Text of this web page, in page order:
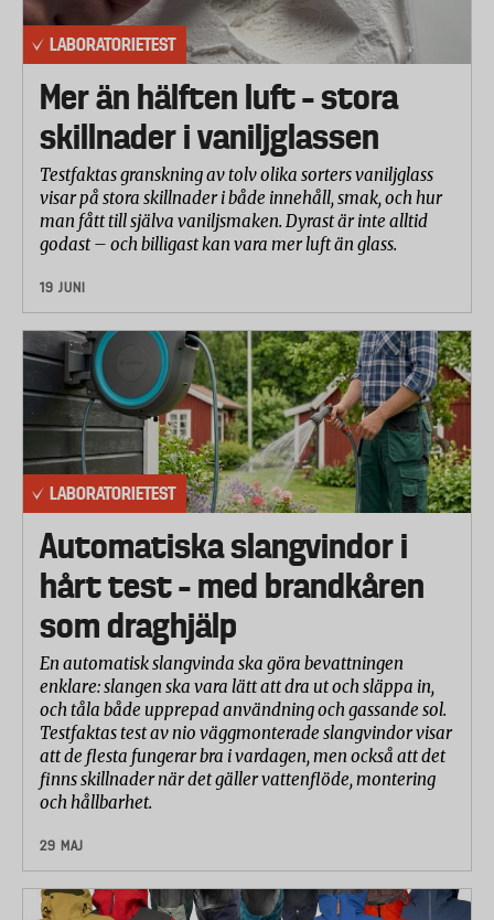
LABORATORIETEST
Mer än hälften luft – stora
skillnader i vaniljglassen
Testfaktas granskning av tolv olika sorters vaniljglass
visar på stora skillnader i både innehåll, smak, och hur
man fått till själva vaniljsmaken. Dyrast är inte alltid
godast – och billigast kan vara mer luft än glass.
19 JUNI
LABORATORIETEST
Automatiska slangvindor i
hårt test – med brandkåren
som draghjälp
En automatisk slangvinda ska göra bevattningen
enklare: slangen ska vara lätt att dra ut och släppa in,
och tåla både upprepad användning och gassande sol.
Testfaktas test av nio väggmonterade slangvindor visar
att de flesta fungerar bra i vardagen, men också att det
finns skillnader när det gäller vattenflöde, montering
och hållbarhet.
29 MAJ